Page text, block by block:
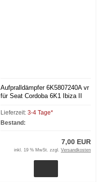
Aufpralldämpfer 6K5807240A vr
für Seat Cordoba 6K1 Ibiza II
Lieferzeit: 3-4 Tage*
Bestand:
7,00 EUR
inkl. 19 % MwSt. zzgl. Versandkosten